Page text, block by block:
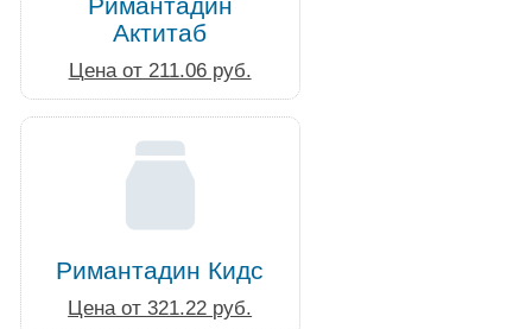
Актитаб
Цена от 211.06 руб.
Римантадин Кидс
Цена от 321.22 руб.